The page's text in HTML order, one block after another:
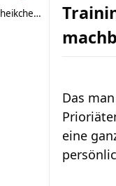
heikchen007
Das
eine